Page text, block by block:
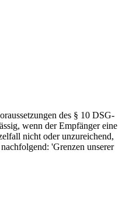
des § 10 DSG-
wenn der Empfänger eine
nicht oder unzureichend,
'Grenzen unserer